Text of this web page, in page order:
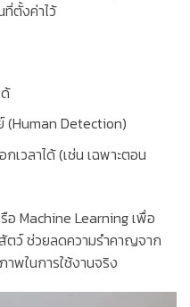
ตั้งค่าไว้
(Human Detection)
เวลาได้ (เช่น เฉพาะตอน
อ Machine Learning เพื่อ
ตว์ ช่วยลดความรำคาญจาก
พในการใช้งานจริง